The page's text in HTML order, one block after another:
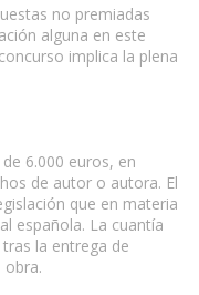
no premiadas
alguna en este
implica la plena
6.000 euros, en
de autor o autora. El
que en materia
española. La cuantía
la entrega de
obra.